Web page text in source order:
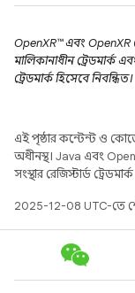
OpenXR™ এবং
মালিকানাধীন ট্রেডমার্ক
ট্রেডমার্ক হিসেবে নিবন্ধিত।
এই পৃষ্ঠার কন্টেন্ট ও
অধীনস্থ। Java এবং
সংস্থার রেজিস্টার্ড
2025-12-08 UTC-তে